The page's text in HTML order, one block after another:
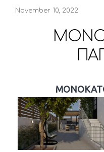
November 10, 2022